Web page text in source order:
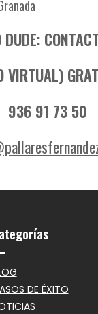
DUDE:
936 91 73 50
DE ÉXITO